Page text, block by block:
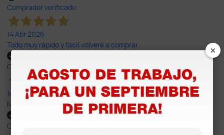
Comprador verificado
14 Abr 2026
Todo muy rápido y fácil,volveré a comprar.
Comprador verificado
14 Abr 2026
Muy buena. Excelente trato, disposición y rapidez
Comprador verificado
×